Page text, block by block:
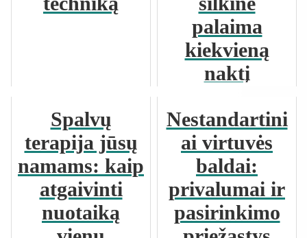
palaima
kiekvieną
naktį
Spalvų
terapija jūsų
namams: kaip
atgaivinti
nuotaiką
Nestandartini
ai virtuvės
baldai:
privalumai ir
pasirinkimo